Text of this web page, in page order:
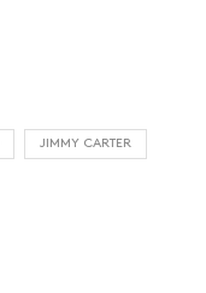
JIMMY CARTER